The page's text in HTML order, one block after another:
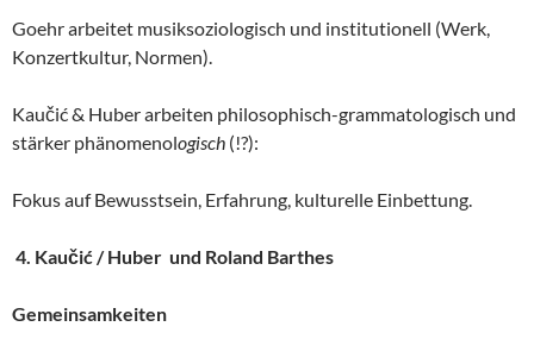
Goehr arbeitet musiksoziologisch und institutionell (Werk,
Konzertkultur, Normen).
Kaučić & Huber arbeiten philosophisch-grammatologisch und
stärker phänomenologisch (!?):
Fokus auf Bewusstsein, Erfahrung, kulturelle Einbettung.
4. Kaučić / Huber und Roland Barthes
Gemeinsamkeiten